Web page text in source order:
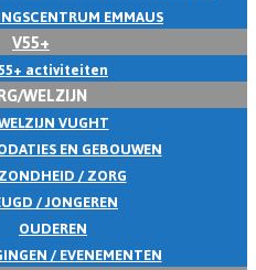
EMMAUS
V55+
activiteiten
WELZIJN
VUGHT
EN GEBOUWEN
/ ZORG
/ JONGEREN
OUDEREN
/ EVENEMENTEN